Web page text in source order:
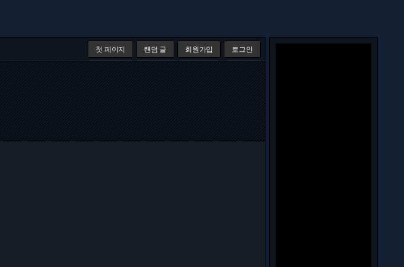
첫 페이지 랜덤 글 회원가입 로그인